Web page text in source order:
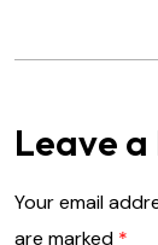
Leave a
Your email
are marked *